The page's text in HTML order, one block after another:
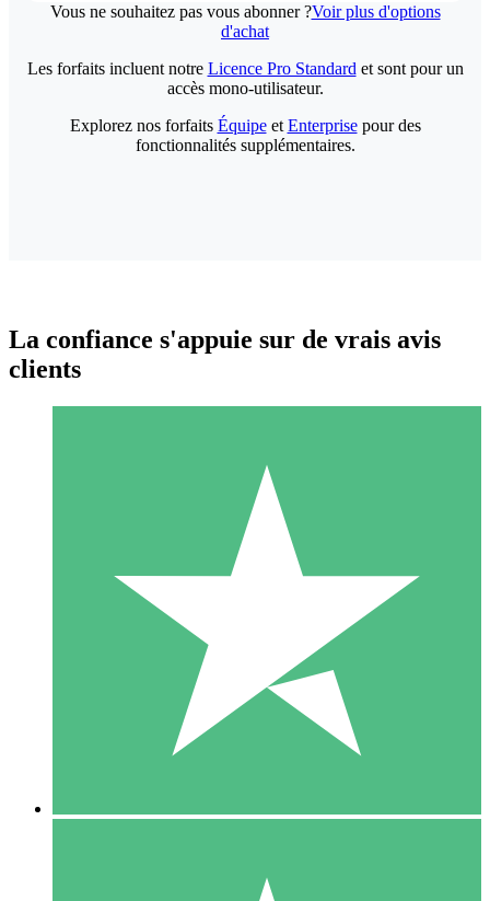
Vous ne souhaitez pas vous abonner ?Voir plus d'options
d'achat
Packs de Crédits Individuels
Payez à l'utilisation avec des crédits de téléchargement. Sans
1 Téléchargement
10 00
10 Téléchargements
Les forfaits incluent notre Licence Pro Standard et sont pour un
accès mono-utilisateur.
Explorez nos forfaits Équipeet Enterprisepour des
fonctionnalités supplémentaires.
La confiance s'appuie sur de vrais avis
clients